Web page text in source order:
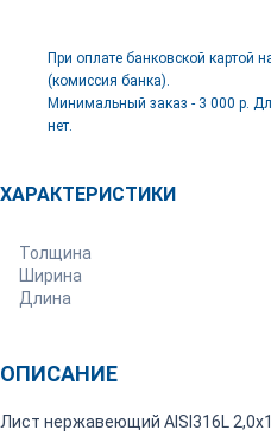
При оплате банковской картой
(комиссия банка).
Минимальный заказ - 3 000 р.
нет.
ХАРАКТЕРИСТИКИ
Толщина
Ширина
Длина
ОПИСАНИЕ
Лист нержавеющий AISI316L